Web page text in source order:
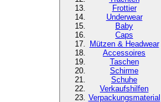
Frottier
Underwear
Baby
Caps
Mützen & Headwear
Accessoires
Taschen
Schirme
Schuhe
Verkaufshilfen
Verpackungsmaterial